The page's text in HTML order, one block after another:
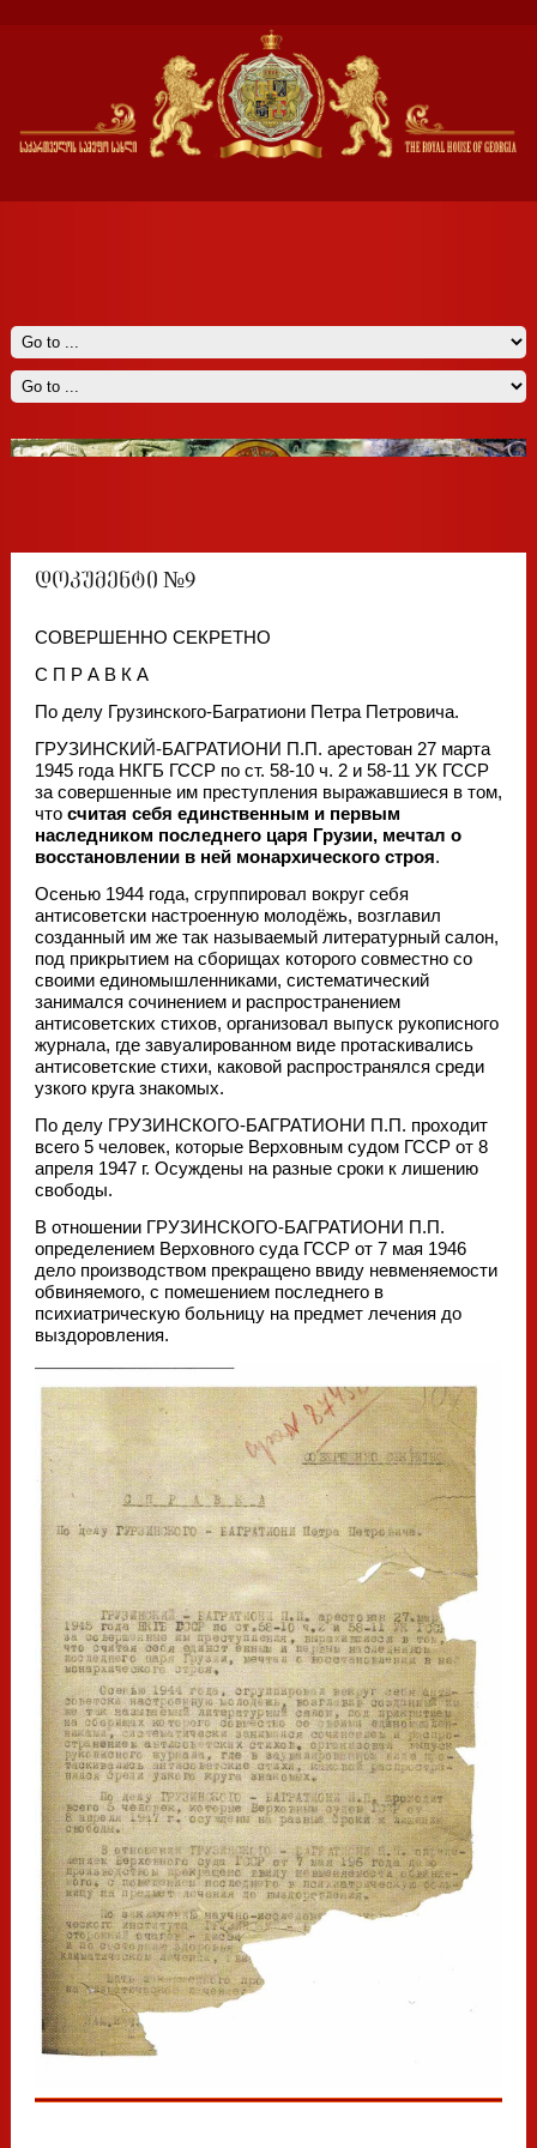
დოკუმენტი №9
СОВЕРШЕННО СЕКРЕТНО
С П Р А В К А
По делу Грузинского-Багратиони Петра Петровича.
ГРУЗИНСКИЙ-БАГРАТИОНИ П.П. арестован 27 марта
1945 года НКГБ ГССР по ст. 58-10 ч. 2 и 58-11 УК ГССР
за совершенные им преступления выражавшиеся в том,
что считая себя единственным и первым
наследником последнего царя Грузии, мечтал о
восстановлении в ней монархического строя.
Осенью 1944 года, сгруппировал вокруг себя
антисоветски настроенную молодёжь, возглавил
созданный им же так называемый литературный салон,
под прикрытием на сборищах которого совместно со
своими единомышленниками, систематический
занимался сочинением и распространением
антисоветских стихов, организовал выпуск рукописного
журнала, где завуалированном виде протаскивались
антисоветские стихи, каковой распространялся среди
узкого круга знакомых.
По делу ГРУЗИНСКОГО-БАГРАТИОНИ П.П. проходит
всего 5 человек, которые Верховным судом ГССР от 8
апреля 1947 г. Осуждены на разные сроки к лишению
свободы.
В отношении ГРУЗИНСКОГО-БАГРАТИОНИ П.П.
определением Верховного суда ГССР от 7 мая 1946
дело производством прекращено ввиду невменяемости
обвиняемого, с помешением последнего в
психиатрическую больницу на предмет лечения до
выздоровления.